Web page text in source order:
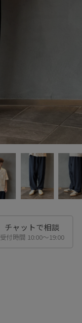
チャットで相談
受付時間 10:00〜19:00